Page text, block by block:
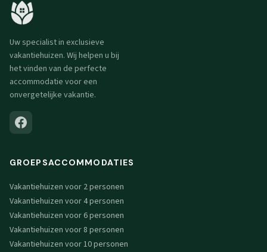
Uw specialist in exclusieve
vakantiehuizen. Wij helpen u bij
het vinden van de perfecte
accommodatie voor een
onvergetelijke vakantie.
GROEPSACCOMMODATIES
Vakantiehuizen voor 2 personen
Vakantiehuizen voor 4 personen
Vakantiehuizen voor 6 personen
Vakantiehuizen voor 8 personen
Vakantiehuizen voor 10 personen